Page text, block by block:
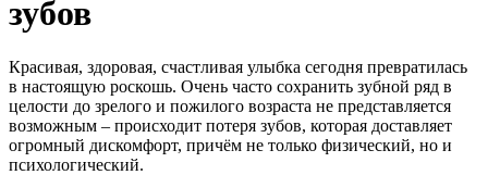
зубов
Красивая, здоровая, счастливая улыбка сегодня превратилась
в настоящую роскошь. Очень часто сохранить зубной ряд в
целости до зрелого и пожилого возраста не представляется
возможным – происходит потеря зубов, которая доставляет
огромный дискомфорт, причём не только физический, но и
психологический.